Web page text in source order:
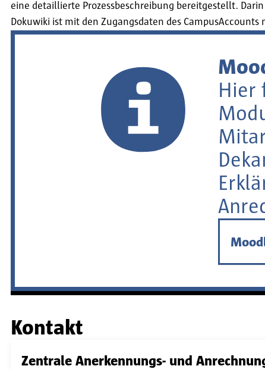
eine detaillierte Prozessbeschreibung bereitgestellt.
Dokuwiki ist mit den Zugangsdaten des CampusAccounts
Hier
Kontakt
Zentrale Anerkennungs- und